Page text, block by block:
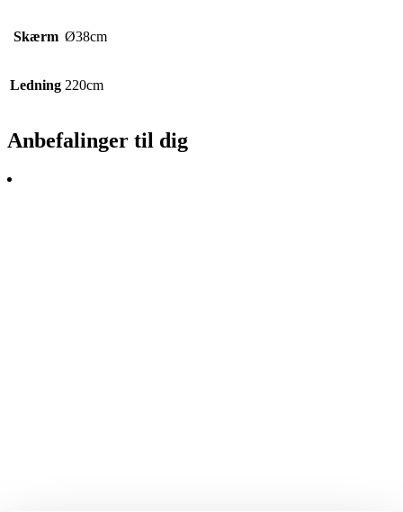
Skærm Ø38cm
Ledning 220cm
Anbefalinger til dig